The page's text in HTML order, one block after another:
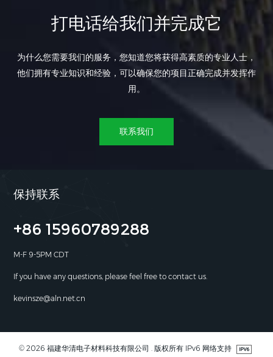
打电话给我们并完成它
为什么您需要我们的服务，您知道您将获得高素质的专业人士，
他们拥有专业知识和经验，可以确保您的项目正确完成并发挥作
用。
联系我们
保持联系
+86 15960789288
M-F 9-5PM CDT
If you have any questions, please feel free to contact us.
kevinsze@aln.net.cn
© 2026 福建华清电子材料科技有限公司 . 版权所有 IPv6 网络支持